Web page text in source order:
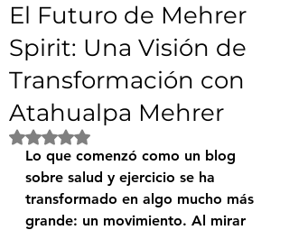
El Futuro de Mehrer
Spirit: Una Visión de
Transformación con
Atahualpa Mehrer
Obtuvo NaN de 5 estrellas.
Lo que comenzó como un blog
sobre salud y ejercicio se ha
transformado en algo mucho más
grande: un movimiento. Al mirar